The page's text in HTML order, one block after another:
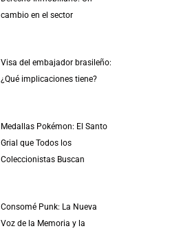
cambio en el sector
Visa del embajador brasileño:
¿Qué implicaciones tiene?
Medallas Pokémon: El Santo
Grial que Todos los
Coleccionistas Buscan
Consomé Punk: La Nueva
Voz de la Memoria y la